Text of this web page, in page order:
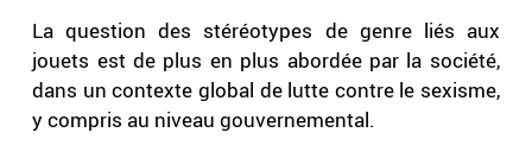
La question des stéréotypes de genre liés aux
jouets est de plus en plus abordée par la société,
dans un contexte global de lutte contre le sexisme,
y compris au niveau gouvernemental.